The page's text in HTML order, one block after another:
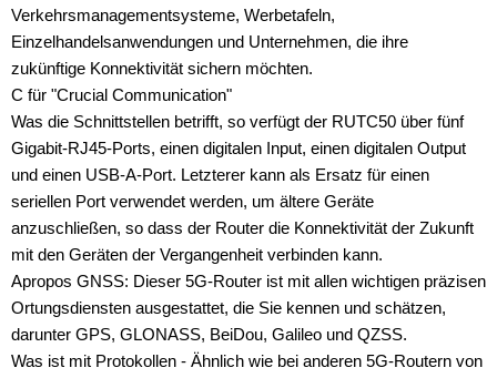
Verkehrsmanagementsysteme, Werbetafeln,
Einzelhandelsanwendungen und Unternehmen, die ihre
zukünftige Konnektivität sichern möchten.
C für "Crucial Communication"
Was die Schnittstellen betrifft, so verfügt der RUTC50 über fünf
Gigabit-RJ45-Ports, einen digitalen Input, einen digitalen Output
und einen USB-A-Port. Letzterer kann als Ersatz für einen
seriellen Port verwendet werden, um ältere Geräte
anzuschließen, so dass der Router die Konnektivität der Zukunft
mit den Geräten der Vergangenheit verbinden kann.
Apropos GNSS: Dieser 5G-Router ist mit allen wichtigen präzisen
Ortungsdiensten ausgestattet, die Sie kennen und schätzen,
darunter GPS, GLONASS, BeiDou, Galileo und QZSS.
Was ist mit Protokollen - Ähnlich wie bei anderen 5G-Routern von